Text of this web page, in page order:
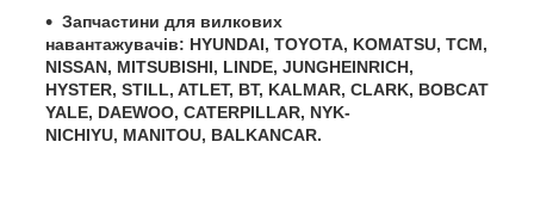
Запчастини для вилкових
навантажувачів: HYUNDAI, TOYOTA, KOMATSU, TCM,
NISSAN, MITSUBISHI, LINDE, JUNGHEINRICH,
HYSTER, STILL, ATLET, BT, KALMAR, CLARK, BOBCAT
YALE, DAEWOO, CATERPILLAR, NYK-
NICHIYU, MANITOU, BALKANCAR.